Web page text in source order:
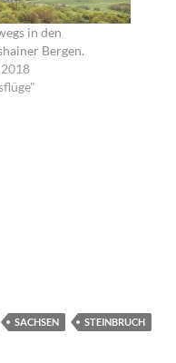
in den
Bergen.
SACHSEN STEINBRUCH